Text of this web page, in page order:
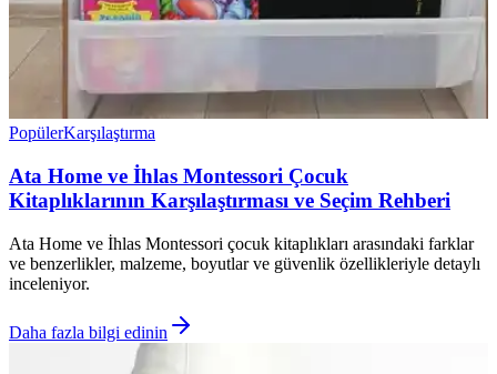
PopülerKarşılaştırma
Ata Home ve İhlas Montessori Çocuk
Kitaplıklarının Karşılaştırması ve Seçim Rehberi
Ata Home ve İhlas Montessori çocuk kitaplıkları arasındaki farklar
ve benzerlikler, malzeme, boyutlar ve güvenlik özellikleriyle detaylı
inceleniyor.
Daha fazla bilgi edinin